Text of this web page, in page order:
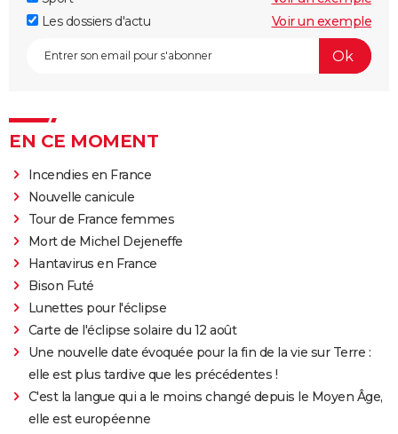
Les dossiers d'actu
Voir un exemple
EN CE MOMENT
Incendies en France
Nouvelle canicule
Tour de France femmes
Mort de Michel Dejeneffe
Hantavirus en France
Bison Futé
Lunettes pour l'éclipse
Carte de l'éclipse solaire du 12 août
Une nouvelle date évoquée pour la fin de la vie sur Terre :
elle est plus tardive que les précédentes !
C'est la langue qui a le moins changé depuis le Moyen Âge,
elle est européenne